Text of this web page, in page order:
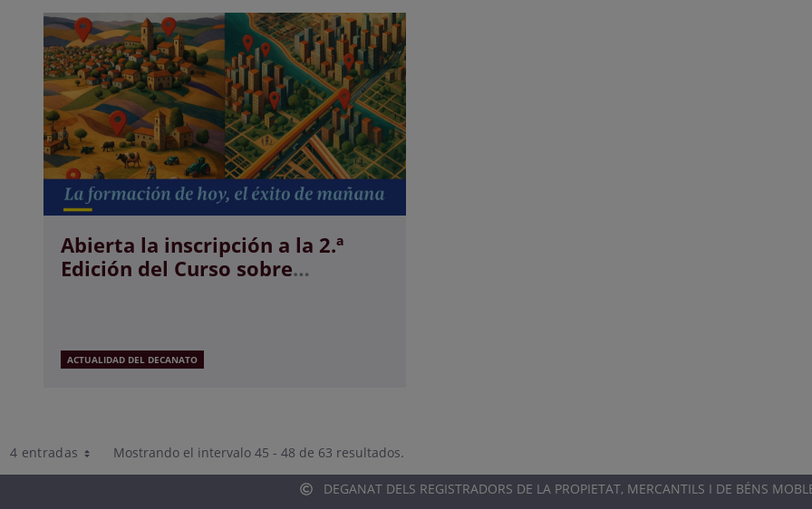
Abierta la inscripción a la 2.ª
Edición del Curso sobre
ACTUALIDAD DEL DECANATO
4 entradasPor páginaMostrando el intervalo 45 - 48 de 63 resultados.
DEGANAT DELS REGISTRADORS DE LA PROPIETAT, MERCANTILS I DE BÉNS